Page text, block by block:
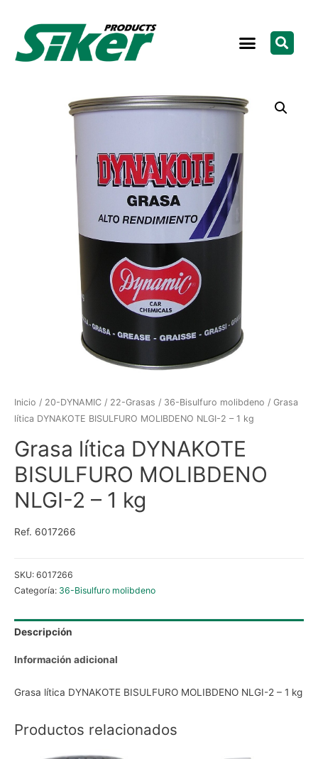
Inicio / 20-DYNAMIC / 22-Grasas / 36-Bisulfuro molibdeno / Grasa
lítica DYNAKOTE BISULFURO MOLIBDENO NLGI-2 – 1 kg
Grasa lítica DYNAKOTE
BISULFURO MOLIBDENO
NLGI-2 – 1 kg
Ref. 6017266
SKU: 6017266
Categoría: 36-Bisulfuro molibdeno
Descripción
Información adicional
Grasa lítica DYNAKOTE BISULFURO MOLIBDENO NLGI-2 – 1 kg
Productos relacionados